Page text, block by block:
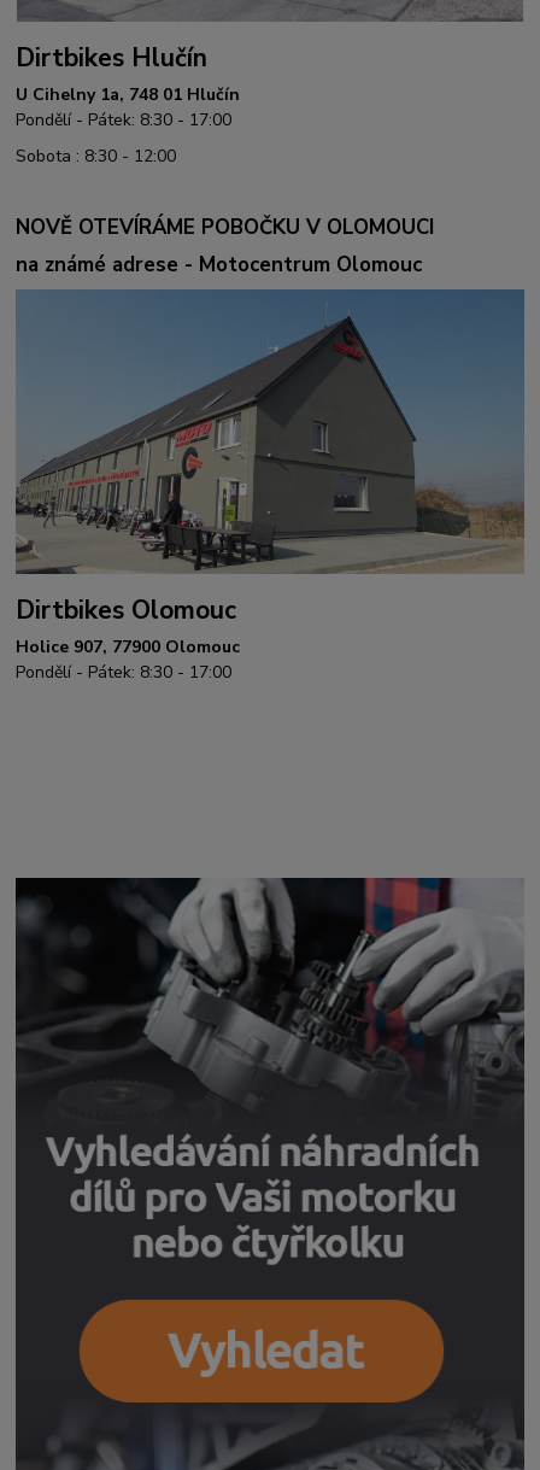
Dirtbikes Hlučín
U Cihelny 1a, 748 01 Hlučín
Pondělí - Pátek: 8:30 - 17:00
Sobota : 8:30 - 12:00
NOVĚ OTEVÍRÁME POBOČKU V OLOMOUCI
na známé adrese - Motocentrum Olomouc
Dirtbikes Olomouc
Holice 907, 77900 Olomouc
Pondělí - Pátek: 8:30 - 17:00